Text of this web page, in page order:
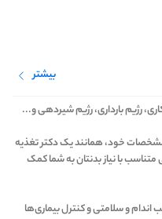
بیشتر
رژیم بارداری، رژیم شیردهی و...
خود، همانند یک دکتر تغذیه
با نیاز بدنتان به شما کمک
و سلامتی و کنترل بیماری‌ها